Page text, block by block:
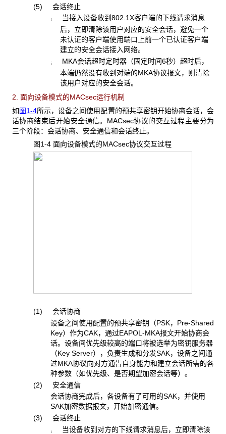
(5) 会话终止
¡
当接入设备收到802.1X客户端的下线请求消息
后，立即清除该用户对应的安全会话，避免一个
未认证的客户端使用端口上前一个已认证客户端
建立的安全会话接入网络。
¡
MKA会话超时定时器（固定时间6秒）超时后，
本端仍然没有收到对端的MKA协议报文，则清除
该用户对应的安全会话。
2. 面向设备模式的MACsec运行机制
如图1-4所示，设备之间使用配置的预共享密钥开始协商会话，会
话协商结束后开始安全通信。MACsec协议的交互过程主要分为
三个阶段：会话协商、安全通信和会话终止。
图1-4 面向设备模式的MACsec协议交互过程
(1) 会话协商
设备之间使用配置的预共享密钥（PSK，Pre-Shared
Key）作为CAK，通过EAPOL-MKA报文开始协商会
话。设备间优先级较高的端口将被选举为密钥服务器
（Key Server），负责生成和分发SAK，设备之间通
过MKA协议向对方通告自身能力和建立会话所需的各
种参数（如优先级、是否期望加密会话等）。
(2) 安全通信
会话协商完成后，各设备有了可用的SAK，并使用
SAK加密数据报文，开始加密通信。
(3) 会话终止
¡
当设备收到对方的下线请求消息后，立即清除该